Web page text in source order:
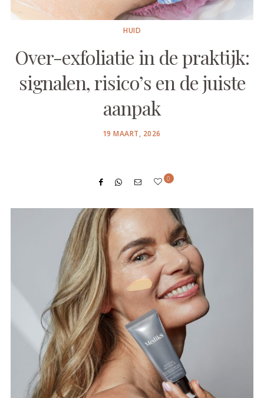
HUID
Over-exfoliatie in de praktijk:
signalen, risico’s en de juiste
aanpak
POSTED
19 MAART, 2026
0